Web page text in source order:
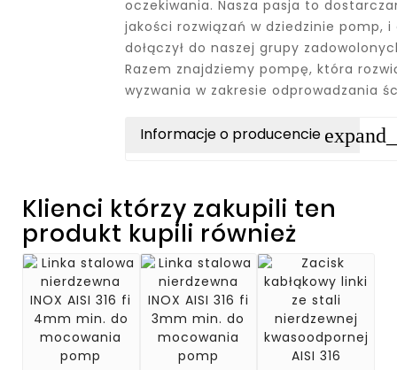
oczekiwania. Nasza pasja to
jakości rozwiązań w dziedzinie pomp,
dołączył do naszej grupy
Razem znajdziemy pompę, która
wyzwania w zakresie odprowadzania
Informacje o producencie
Klienci którzy zakupili ten
produkt kupili również